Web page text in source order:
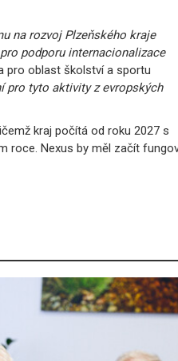
na rozvoj Plzeňského kraje
podporu internacionalizace
pro oblast školství a sportu
pro tyto aktivity z evropských
kraj počítá od roku 2027 s
roce. Nexus by měl začít